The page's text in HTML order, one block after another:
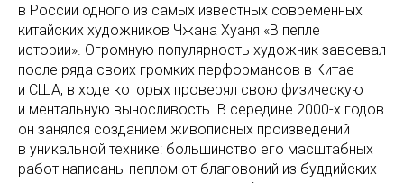
в России одного из самых известных современных
китайских художников Чжана Хуаня «В пепле
истории». Огромную популярность художник завоевал
после ряда своих громких перформансов в Китае
и США, в ходе которых проверял свою физическую
и ментальную выносливость. В середине 2000-х годов
он занялся созданием живописных произведений
в уникальной технике: большинство его масштабных
работ написаны пеплом от благовоний из буддийских